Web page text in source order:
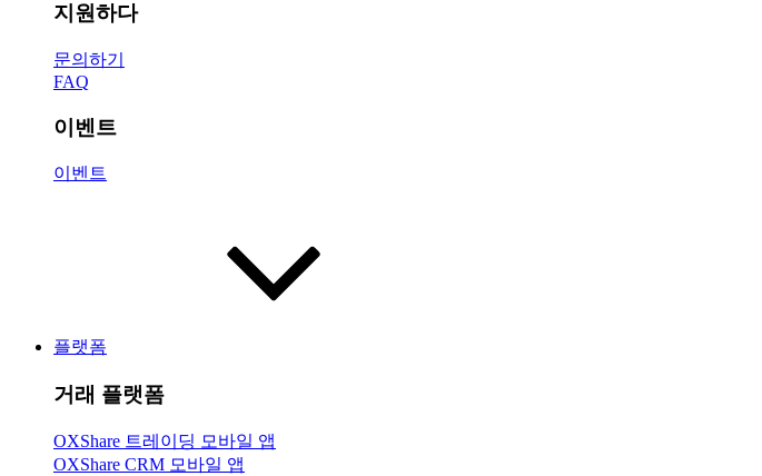
지원하다
문의하기
FAQ
이벤트
이벤트
플랫폼
거래 플랫폼
OXShare 트레이딩 모바일 앱
OXShare CRM 모바일 앱